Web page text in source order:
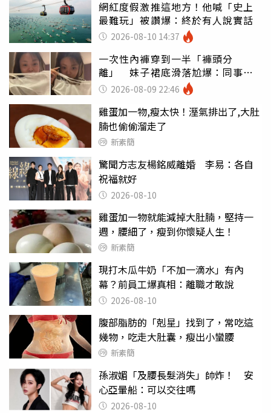
網紅度假激推這地方！他喊「史上
最難玩」被讚爆：終於有人說實話
2026-08-10 14:37
一次性內褲穿到一半「褲頭分
離」 妹子裙底滑落尬爆：同事全
看光2026-08-09 22:46
雞蛋加一物,瘦太快！溼氣排出了,大肚
腩也偷偷溜走了
新素簡
驚聞方志友楊銘威離婚 李易：各自
祝福就好
2026-08-10
雞蛋加一物就能減掉大肚腩，堅持一
週，腰細了，瘦到你懷疑人生！
新素簡
現打木瓜牛奶「不加一滴水」有內
幕？前員工爆真相：離職才敢說
2026-08-10
腹部脂肪的「剋星」找到了，常吃這
幾物，吃走大肚囊，瘦出小蠻腰
新素簡
孫淑媚「及腰長髮消失」帥炸！ 安
心亞暈船：可以交往嗎
2026-08-10